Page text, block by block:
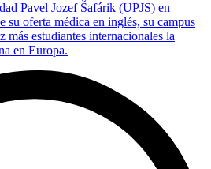
Pavel Jozef Šafárik (UPJS) en
su oferta médica en inglés, su campus
más estudiantes internacionales la
en Europa.